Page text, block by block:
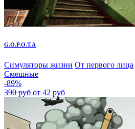
G.O.P.O.T.A
Симуляторы жизни От первого лица
Смешные
-89%
390 руб от 42 руб